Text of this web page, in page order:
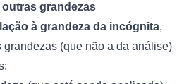
grandezas
à grandeza da incógnita,
(que não a da análise)